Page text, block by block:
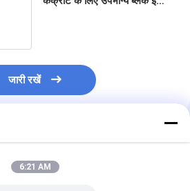
जारी रखें
6:21 AM